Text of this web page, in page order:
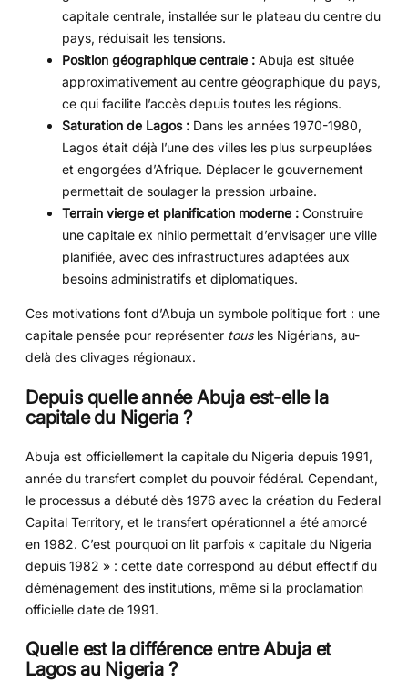
capitale centrale, installée sur le plateau du centre du
pays, réduisait les tensions.
Position géographique centrale : Abuja est située
approximativement au centre géographique du pays,
ce qui facilite l’accès depuis toutes les régions.
Saturation de Lagos : Dans les années 1970-1980,
Lagos était déjà l’une des villes les plus surpeuplées
et engorgées d’Afrique. Déplacer le gouvernement
permettait de soulager la pression urbaine.
Terrain vierge et planification moderne : Construire
une capitale ex nihilo permettait d’envisager une ville
planifiée, avec des infrastructures adaptées aux
besoins administratifs et diplomatiques.
Ces motivations font d’Abuja un symbole politique fort : une
capitale pensée pour représenter tousles Nigérians, au-
delà des clivages régionaux.
Depuis quelle année Abuja est-elle la
capitale du Nigeria ?
Abuja est officiellement la capitale du Nigeria depuis 1991,
année du transfert complet du pouvoir fédéral. Cependant,
le processus a débuté dès 1976 avec la création du Federal
Capital Territory, et le transfert opérationnel a été amorcé
en 1982. C’est pourquoi on lit parfois « capitale du Nigeria
depuis 1982 » : cette date correspond au début effectif du
déménagement des institutions, même si la proclamation
officielle date de 1991.
Quelle est la différence entre Abuja et
Lagos au Nigeria ?